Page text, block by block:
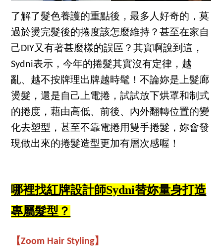
了解了髮色養護的重點後，最多人好奇的，莫
過於燙完髮後的捲度該怎麼維持？甚至在家自
己DIY又有著甚麼樣的誤區？其實啊說到這，
Sydni表示，今年的捲髮其實沒有定律，越
亂、越不按牌理出牌越時髦！不論妳是上髮廊
燙髮，還是自己上電捲，試試放下烘罩和制式
的捲度，藉由高低、前後、內外翻轉位置的變
化去塑型，甚至不靠電捲用雙手捲髮，妳會發
現做出來的捲髮造型更加有層次感喔！
哪裡找紅牌設計師Sydni替妳量身打造
專屬髮型？
【Zoom Hair Styling】